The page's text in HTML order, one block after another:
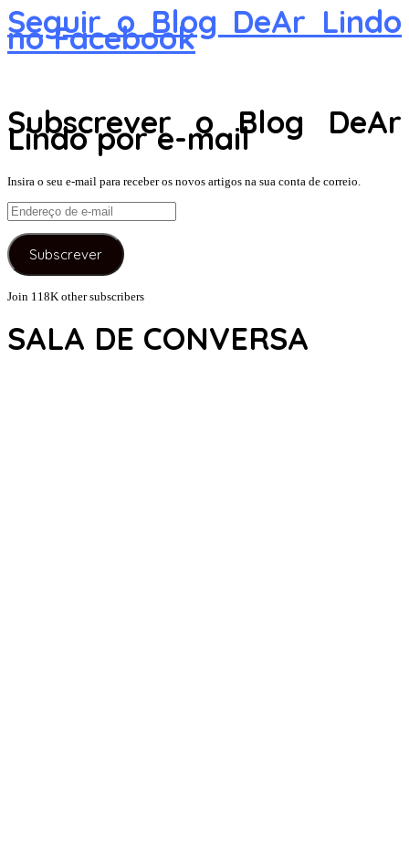
Seguir o Blog DeAr Lindo
no Facebook
Subscrever o Blog DeAr
Lindo por e-mail
Insira o seu e-mail para receber os novos artigos na sua conta de correio.
Endereço
de
e-
mail
Subscrever
Join 118K other subscribers
SALA DE CONVERSA